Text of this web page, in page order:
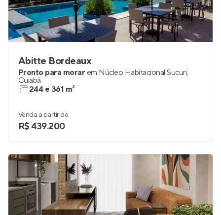
Abitte Bordeaux
Pronto para morar em Núcleo Habitacional Sucuri,
Cuiabá
244 e 361 m²
Venda a partir de
R$ 439.200